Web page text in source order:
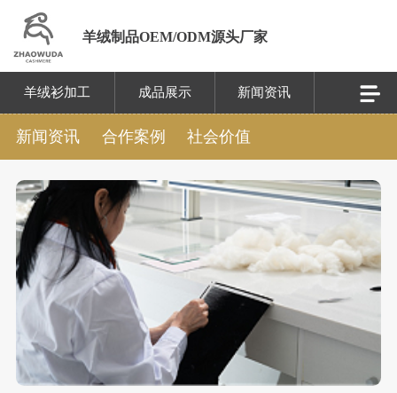
羊绒制品OEM/ODM源头厂家
羊绒衫加工 成品展示 新闻资讯
新闻资讯 合作案例 社会价值